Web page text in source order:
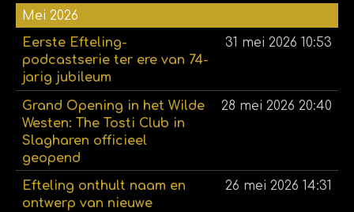
Mei 2026
Eerste Efteling-
podcastserie ter ere van 74-
jarig jubileum
31 mei 2026 10:53
Grand Opening in het Wilde
Westen: The Tosti Club in
Slagharen officieel
geopend
28 mei 2026 20:40
Efteling onthult naam en
ontwerp van nieuwe
26 mei 2026 14:31